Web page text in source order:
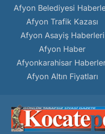
Afyon Belediyesi
Afyon Trafik Kazası
Afyon Asayiş Haberleri
Afyon Haber
Afyonkarahisar
Afyon Altın Fiyatları